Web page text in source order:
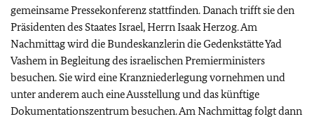
gemeinsame Pressekonferenz stattfinden. Danach trifft sie den
Präsidenten des Staates Israel, Herrn Isaak Herzog. Am
Nachmittag wird die Bundeskanzlerin die Gedenkstätte Yad
Vashem in Begleitung des israelischen Premierministers
besuchen. Sie wird eine Kranzniederlegung vornehmen und
unter anderem auch eine Ausstellung und das künftige
Dokumentationszentrum besuchen. Am Nachmittag folgt dann